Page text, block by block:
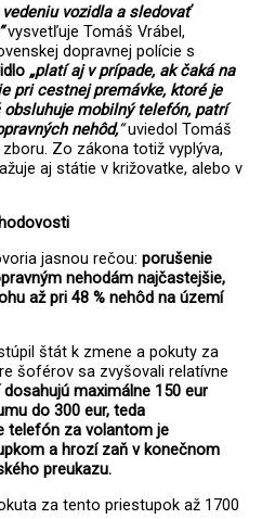
vozidla a sledovať
vysvetľuje Tomáš Vrábel,
dopravnej polície s
„platí aj v prípade, ak čaká na
pri cestnej premávke, ktoré je
mobilný telefón, patrí
nehôd,“uviedol Tomáš
Zo zákona totiž vyplýva,
aj státie v križovatke, alebo v
jasnou rečou: porušenie
nehodám najčastejšie,
až pri 48 % nehôd na území
štát k zmene a pokuty za
šoférov sa zvyšovali relatívne
maximálne 150 eur
do 300 eur, teda
telefón za volantom je
a hrozí zaň v konečnom
preukazu.
za tento priestupok až 1700